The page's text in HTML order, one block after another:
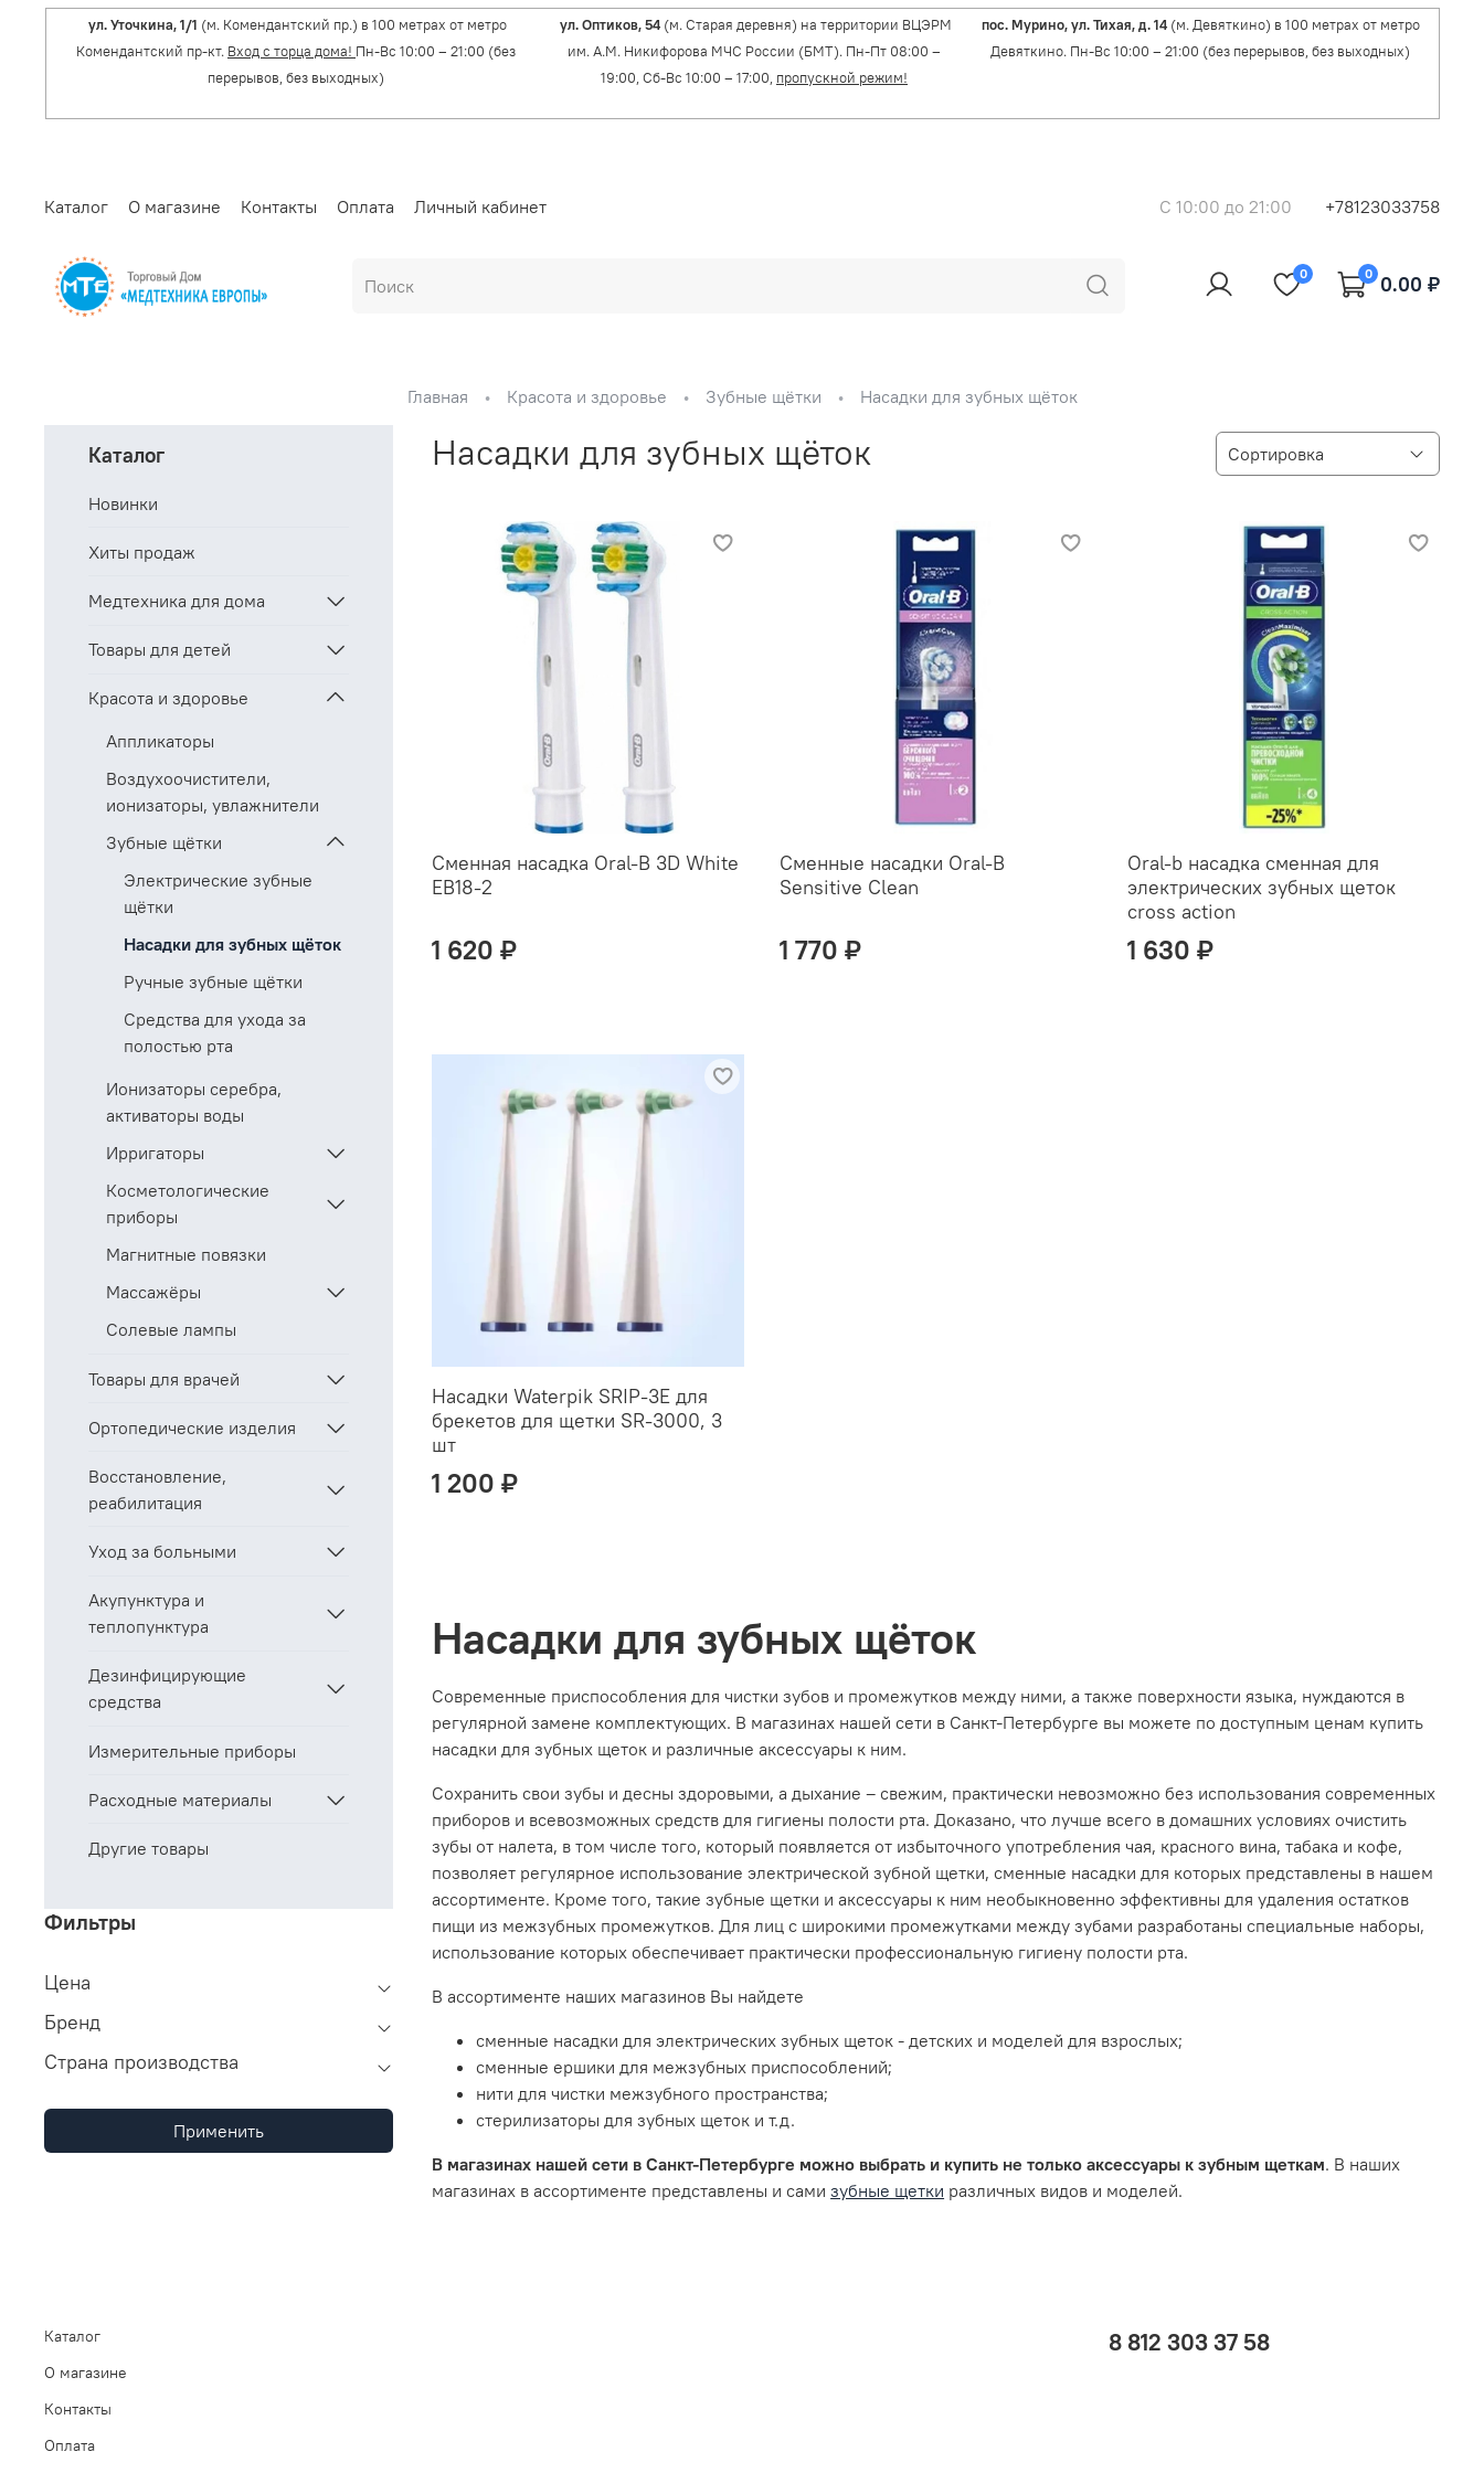
ул. Уточкина, 1/1 (м. Комендантский пр.) в 100 метрах от метро
Комендантский пр-кт. Вход с торца дома! Пн-Вс 10:00 – 21:00 (без
перерывов, без выходных)
ул. Оптиков, 54 (м. Старая деревня) на территории ВЦЭРМ
им. А.М. Никифорова МЧС России (БМТ). Пн-Пт 08:00 –
19:00, Сб-Вс 10:00 – 17:00, пропускной режим!
пос. Мурино, ул. Тихая, д. 14(м. Девяткино) в 100 метрах от метро
Девяткино. Пн-Вс 10:00 – 21:00 (без перерывов, без выходных)
Каталог О магазине Контакты Оплата Личный кабинет C 10:00 до 21:00 +78123033758
0 0 0.00 ₽
Главная Красота и здоровье Зубные щётки Насадки для зубных щёток
Насадки для зубных щёток
Сменная насадка Oral-B 3D White
EB18-2
1 620 ₽
Сменные насадки Oral-B
Sensitive Clean
1 770 ₽
Oral-b насадка сменная для
электрических зубных щеток
cross action
1 630 ₽
Насадки Waterpik SRIP-3E для
брекетов для щетки SR-3000, 3
шт
1 200 ₽
Насадки для зубных щёток
Современные приспособления для чистки зубов и промежутков между ними, а также поверхности языка, нуждаются в
регулярной замене комплектующих. В магазинах нашей сети в Санкт-Петербурге вы можете по доступным ценам купить
насадки для зубных щеток и различные аксессуары к ним.
Сохранить свои зубы и десны здоровыми, а дыхание – свежим, практически невозможно без использования современных
приборов и всевозможных средств для гигиены полости рта. Доказано, что лучше всего в домашних условиях очистить
зубы от налета, в том числе того, который появляется от избыточного употребления чая, красного вина, табака и кофе,
позволяет регулярное использование электрической зубной щетки, сменные насадки для которых представлены в нашем
ассортименте. Кроме того, такие зубные щетки и аксессуары к ним необыкновенно эффективны для удаления остатков
пищи из межзубных промежутков. Для лиц с широкими промежутками между зубами разработаны специальные наборы,
использование которых обеспечивает практически профессиональную гигиену полости рта.
В ассортименте наших магазинов Вы найдете
сменные насадки для электрических зубных щеток - детских и моделей для взрослых;
сменные ершики для межзубных приспособлений;
нити для чистки межзубного пространства;
стерилизаторы для зубных щеток и т.д.
В магазинах нашей сети в Санкт-Петербурге можно выбрать и купить не только аксессуары к зубным щеткам. В наших
магазинах в ассортименте представлены и сами зубные щетки различных видов и моделей.
Каталог
Новинки
Хиты продаж
Медтехника для дома
Товары для детей
Красота и здоровье
Аппликаторы
Воздухоочистители,
ионизаторы, увлажнители
Зубные щётки
Электрические зубные
щётки
Насадки для зубных щёток
Ручные зубные щётки
Средства для ухода за
полостью рта
Ионизаторы серебра,
активаторы воды
Ирригаторы
Косметологические
приборы
Магнитные повязки
Массажёры
Солевые лампы
Товары для врачей
Ортопедические изделия
Восстановление,
реабилитация
Уход за больными
Акупунктура и
теплопунктура
Дезинфицирующие
средства
Измерительные приборы
Расходные материалы
Другие товары
Фильтры
Цена
Бренд
Страна производства
Применить
Каталог
О магазине
Контакты
Оплата
8 812 303 37 58